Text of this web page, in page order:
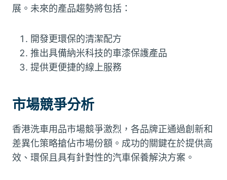
展。未來的產品趨勢將包括：
開發更環保的清潔配方
推出具備納米科技的車漆保護產品
提供更便捷的線上服務
市場競爭分析
香港洗車用品市場競爭激烈，各品牌正通過創新和
差異化策略搶佔市場份額。成功的關鍵在於提供高
效、環保且具有針對性的汽車保養解決方案。